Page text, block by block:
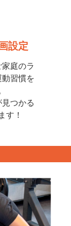
設定
庭のラ
習慣を
つかる
す！